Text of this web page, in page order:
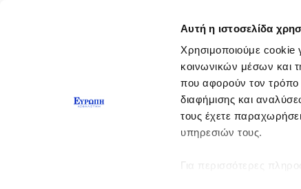
Αυτή η ιστοσελίδα
Χρησιμοποιούμε cookie
κοινωνικών μέσων και
που αφορούν τον τρόπο
διαφήμισης και
τους έχετε
υπηρεσιών τους.
Για περισσότερες